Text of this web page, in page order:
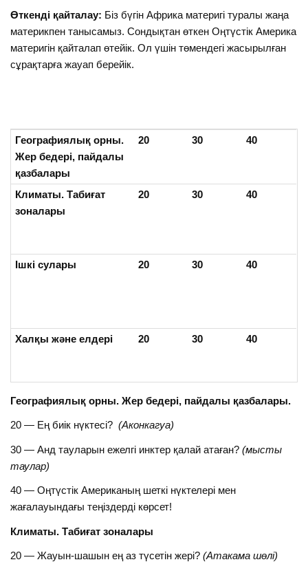
Өткенді қайталау: Біз бүгін Африка материгі туралы жаңа
материкпен танысамыз. Сондықтан өткен Оңтүстік Америка
материгін қайталап өтейік. Ол үшін төмендегі жасырылған
сұрақтарға жауап берейік.
Географиялық орны.
Жер бедері, пайдалы
қазбалары
20 30 40
Климаты. Табиғат
зоналары
20 30 40
Ішкі сулары 20 30 40
Халқы және елдері 20 30 40
Географиялық орны. Жер бедері, пайдалы қазбалары.
20 — Ең биік нүктесі?(Аконкагуа)
30 — Анд тауларын ежелгі инктер қалай атаған?(мысты
таулар)
40 — Оңтүстік Американың шеткі нүктелері мен
жағалауындағы теңіздерді көрсет!
Климаты. Табиғат зоналары
20 — Жауын-шашын ең аз түсетін жері?(Атакама шөлі)